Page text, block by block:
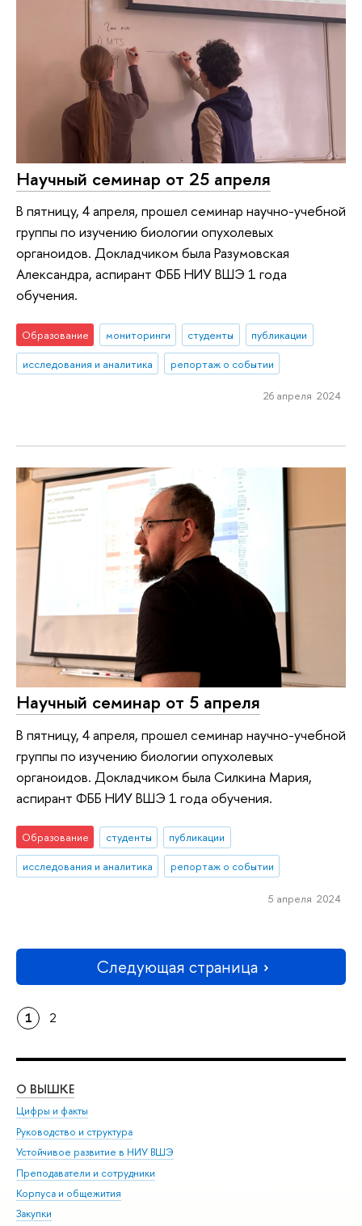
Научный семинар от 25 апреля
В пятницу, 4 апреля, прошел семинар научно-учебной
группы по изучению биологии опухолевых
органоидов. Докладчиком была Разумовская
Александра, аспирант ФББ НИУ ВШЭ 1 года
обучения.
Образование мониторинги студенты
публикации
исследования и аналитика
репортаж о событии
26 апреля 2024
Научный семинар от 5 апреля
В пятницу, 4 апреля, прошел семинар научно-учебной
группы по изучению биологии опухолевых
органоидов. Докладчиком была Силкина Мария,
аспирант ФББ НИУ ВШЭ 1 года обучения.
Образование студенты
публикации
исследования и аналитика
репортаж о событии
5 апреля 2024
Следующая страница
1 2
О ВЫШКЕ
Цифры и факты
Руководство и структура
Устойчивое развитие в НИУ ВШЭ
Преподаватели и сотрудники
Корпуса и общежития
Закупки